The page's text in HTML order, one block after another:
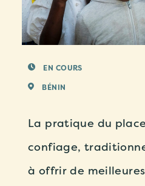
EN COURS
BÉNIN
La pratique du
confiage,
à offrir de